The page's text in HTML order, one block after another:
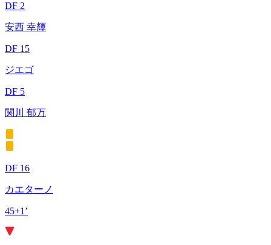
DF 2
安西 幸輝
DF 15
ジエゴ
DF 5
関川 郁万
DF 16
カエターノ
45+1’